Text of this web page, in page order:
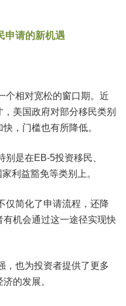
申请的新机遇
个相对宽松的窗口期。近
美国政府对部分移民类别
，门槛也有所降低。
是在EB-5投资移民、
利益豁免等类别上。
仅简化了申请流程，还降
机会通过这一途径实现快
，也为投资者提供了更多
的发展。